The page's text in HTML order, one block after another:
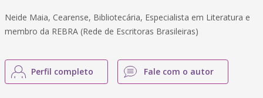
Neide Maia, Cearense, Bibliotecária, Especialista em Literatura e
membro da REBRA (Rede de Escritoras Brasileiras)
Perfil completo Fale com o autor